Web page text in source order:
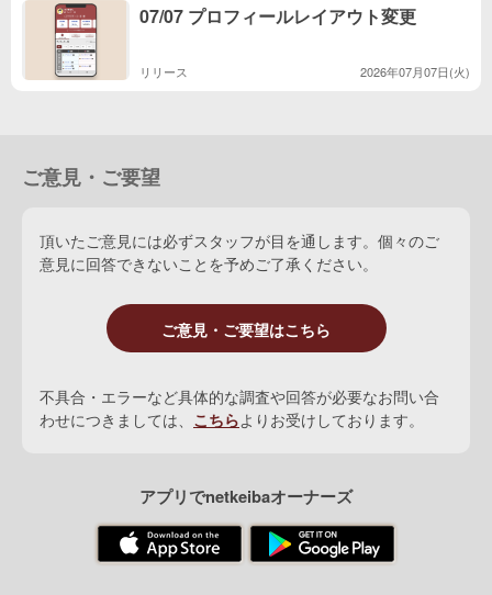
07/07 プロフィールレイアウト変更
リリース 2026年07月07日(火)
ご意見・ご要望
頂いたご意見には必ずスタッフが目を通します。個々のご
意見に回答できないことを予めご了承ください。
ご意見・ご要望はこちら
不具合・エラーなど具体的な調査や回答が必要なお問い合
わせにつきましては、 こちらよりお受けしております。
アプリでnetkeibaオーナーズ